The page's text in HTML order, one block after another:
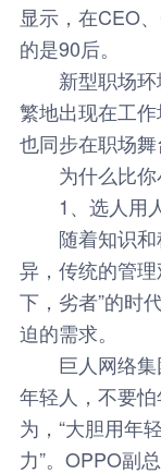
显示，在CEO
的是90后。
新型职场环
繁地出现在工
也同步在职场舞
为什么比
1、选人用
随着知识和
异，传统的管
下，劣者”的时
迫的需求。
巨人网络集
年轻人，不要
为，“大胆用年
力”。OPPO副